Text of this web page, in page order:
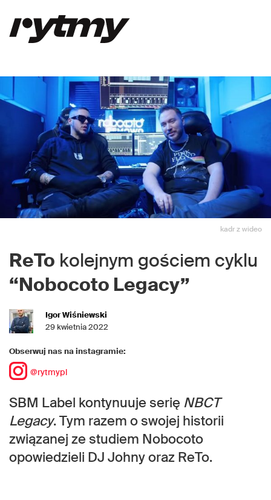
kadr z wideo
ReTo kolejnym gościem cyklu
“Nobocoto Legacy”
Igor Wiśniewski
29 kwietnia 2022
Obserwuj nas na instagramie:
@rytmypl
SBM Label kontynuuje serię NBCT
Legacy. Tym razem o swojej historii
związanej ze studiem Nobocoto
opowiedzieli DJ Johny oraz ReTo.